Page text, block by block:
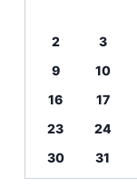
2
3
9
10
16
17
23
24
30
31